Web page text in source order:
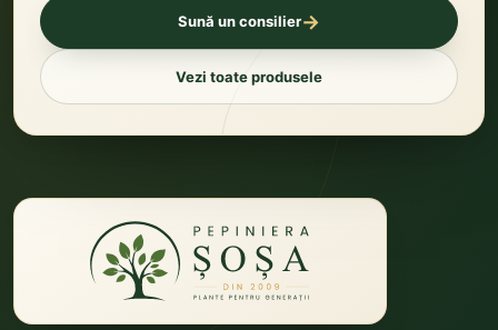
Sună un consilier→
Vezi toate produsele